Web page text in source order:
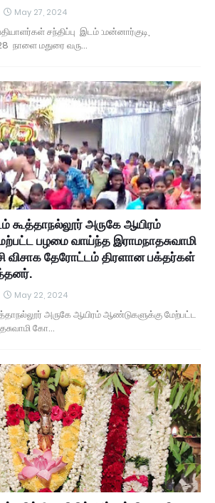
May 27, 2024
சந்திப்பு இடம் :மன்னார்குடி,
நாளை மதுரை வரு…
கூத்தாநல்லூர் அருகே ஆயிரம்
பழமை வாய்ந்த இராமநாதசுவாமி
விசாக தேரோட்டம் திரளான பக்தர்கள்
May 22, 2024
அருகே ஆயிரம் ஆண்டுகளுக்கு மேற்பட்ட
கோ…